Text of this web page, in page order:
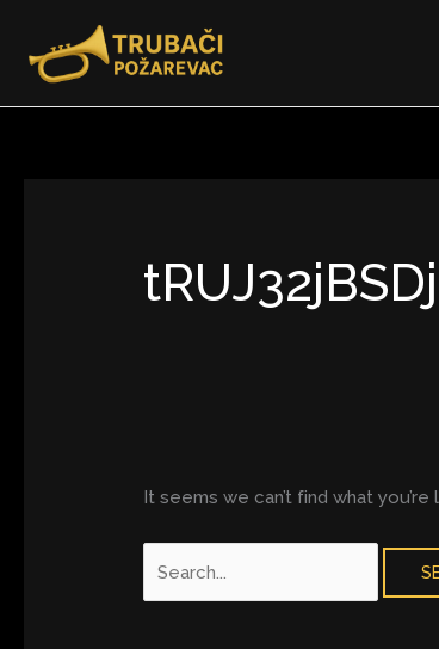
content
It seems we can’t find what
for: